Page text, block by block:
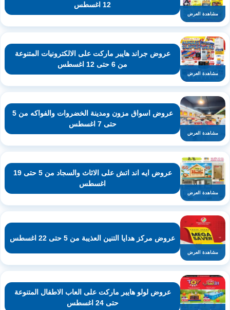
مشاهدة العرض
12 اغسطس
مشاهدة العرض
عروض جراند هايبر ماركت على الالكترونيات المتنوعة
من 6 حتى 12 اغسطس
مشاهدة العرض
عروض اسواق مزون ومدينة الخضروات والفواكه من 5
حتى 7 اغسطس
مشاهدة العرض
عروض ايه اند اتش على الاثاث والسجاد من 5 حتى 19
اغسطس
مشاهدة العرض
عروض مركز هدايا التنين العذيبة من 5 حتى 22 اغسطس
عروض لولو هايبر ماركت على العاب الاطفال المتنوعة
حتى 24 اغسطس